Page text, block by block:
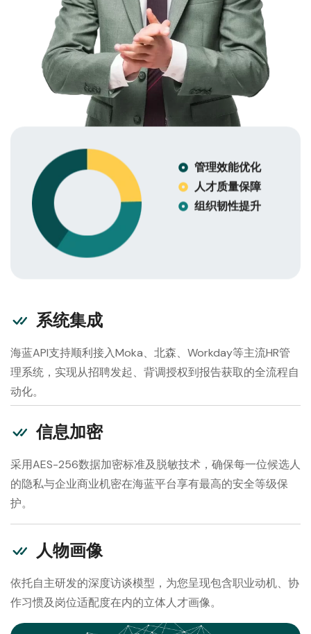
管理效能优化
人才质量保障
组织韧性提升
系统集成
海蓝API支持顺利接入Moka、北森、Workday等主流HR管
理系统，实现从招聘发起、背调授权到报告获取的全流程自
动化。
信息加密
采用AES-256数据加密标准及脱敏技术，确保每一位候选人
的隐私与企业商业机密在海蓝平台享有最高的安全等级保
护。
人物画像
依托自主研发的深度访谈模型，为您呈现包含职业动机、协
作习惯及岗位适配度在内的立体人才画像。